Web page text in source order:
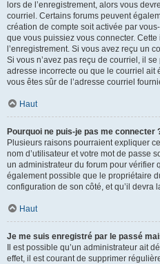
lors de l’enregistrement, alors vous
courriel. Certains forums peuvent
création de compte soit activée par
que vous puissiez vous connecter.
l’enregistrement. Si vous avez reçu un
Si vous n’avez pas reçu de courriel, il
adresse incorrecte ou que le courriel ait
vous êtes sûr de l’adresse courriel
Haut
Pourquoi ne puis-je pas me connecter
Plusieurs raisons pourraient expliquer
nom d’utilisateur et votre mot de passe
un administrateur du forum pour vérifier
également possible que le propriétaire
configuration de son côté, et qu’il devra
Haut
Je me suis enregistré par le passé
Il est possible qu’un administrateur ait
effet, il est courant de supprimer